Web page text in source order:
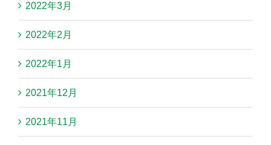
2022年3月
2022年2月
2022年1月
2021年12月
2021年11月